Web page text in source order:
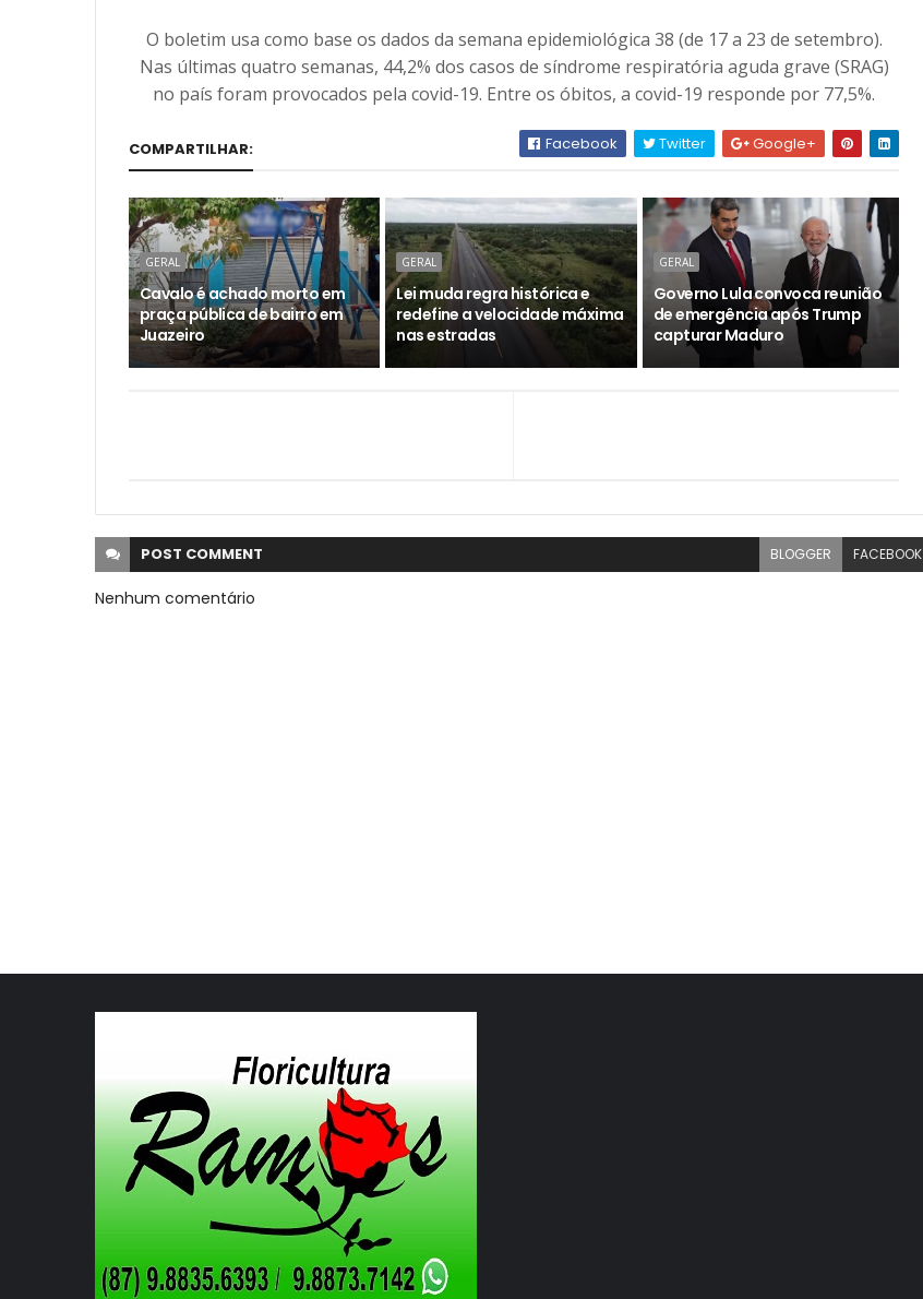
O boletim usa como base os dados da semana epidemiológica 38 (de 17 a 23 de setembro).
Nas últimas quatro semanas, 44,2% dos casos de síndrome respiratória aguda grave (SRAG)
no país foram provocados pela covid-19. Entre os óbitos, a covid-19 responde por 77,5%.
COMPARTILHAR: Facebook Twitter Google+
GERAL
Cavalo é achado morto em
praça pública de bairro em
Juazeiro
GERAL
Lei muda regra histórica e
redefine a velocidade máxima
nas estradas
GERAL
Governo Lula convoca reunião
de emergência após Trump
capturar Maduro
POST COMMENT BLOGGER FACEBOOK
Nenhum comentário